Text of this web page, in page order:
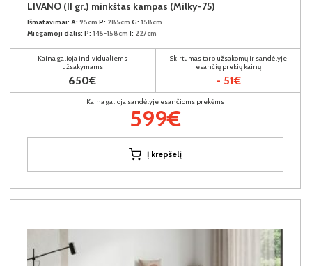
LIVANO (II gr.) minkštas kampas (Milky-75)
Išmatavimai: A: 95cm P: 285cm G: 158cm
Miegamoji dalis: P: 145-158cm I: 227cm
Kaina galioja individualiems
užsakymams
650€
Skirtumas tarp užsakomų ir sandėlyje
esančių prekių kainų
- 51€
Kaina galioja sandėlyje esančioms prekėms
599€
Į krepšelį